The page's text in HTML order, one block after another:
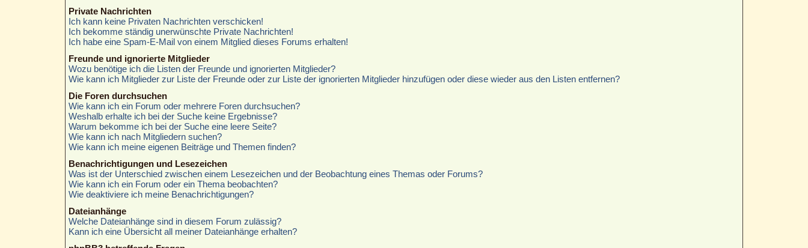
Private Nachrichten
Ich kann keine Privaten Nachrichten verschicken!
Ich bekomme ständig unerwünschte Private Nachrichten!
Ich habe eine Spam-E-Mail von einem Mitglied dieses Forums erhalten!
Freunde und ignorierte Mitglieder
Wozu benötige ich die Listen der Freunde und ignorierten Mitglieder?
Wie kann ich Mitglieder zur Liste der Freunde oder zur Liste der ignorierten Mitglieder hinzufügen oder diese wieder aus den Listen entfernen?
Die Foren durchsuchen
Wie kann ich ein Forum oder mehrere Foren durchsuchen?
Weshalb erhalte ich bei der Suche keine Ergebnisse?
Warum bekomme ich bei der Suche eine leere Seite?
Wie kann ich nach Mitgliedern suchen?
Wie kann ich meine eigenen Beiträge und Themen finden?
Benachrichtigungen und Lesezeichen
Was ist der Unterschied zwischen einem Lesezeichen und der Beobachtung eines Themas oder Forums?
Wie kann ich ein Forum oder ein Thema beobachten?
Wie deaktiviere ich meine Benachrichtigungen?
Dateianhänge
Welche Dateianhänge sind in diesem Forum zulässig?
Kann ich eine Übersicht all meiner Dateianhänge erhalten?